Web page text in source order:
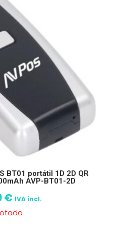
BT01 portátil 1D 2D QR
AVP-BT01-2D
€ IVA incl.